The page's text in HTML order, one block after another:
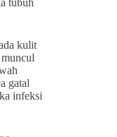
tubuh
kulit
gatal
infeksi